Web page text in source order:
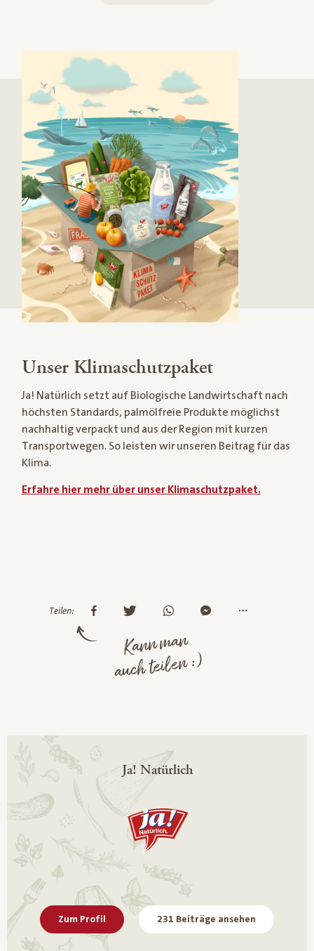
Unser Klimaschutzpaket
Ja! Natürlich setzt auf Biologische Landwirtschaft nach
höchsten Standards, palmölfreie Produkte möglichst
nachhaltig verpackt und aus der Region mit kurzen
Transportwegen. So leisten wir unseren Beitrag für das
Klima.
Erfahre hier mehr über unser Klimaschutzpaket.
Teilen:
Kann man
auch teilen :)
Ja! Natürlich
Zum Profil 231 Beiträge ansehen